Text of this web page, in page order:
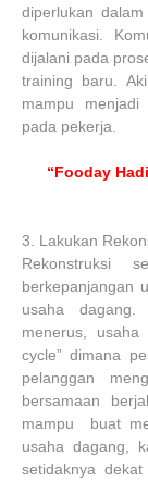
diperlukan
komunikasi.
dijalani pada
training baru.
mampu
pada pekerja.
“Fooday
3. Lakukan
Rekonstruksi
berkepanjangan
usaha dagang.
menerus,
cycle” dimana
pelanggan
bersamaan
mampu buat
usaha dagang,
setidaknya